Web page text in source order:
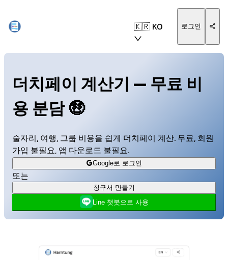
🇰🇷 KO 로그인
더치페이 계산기 — 무료 비
용 분담🤑
술자리, 여행, 그룹 비용을 쉽게 더치페이 계산. 무료, 회원
가입 불필요, 앱 다운로드 불필요.
Google로 로그인
또는
청구서 만들기
Line 챗봇으로 사용